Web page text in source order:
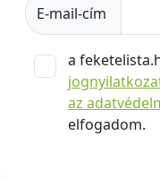
E-mail-cím
a
az
elfogadom.